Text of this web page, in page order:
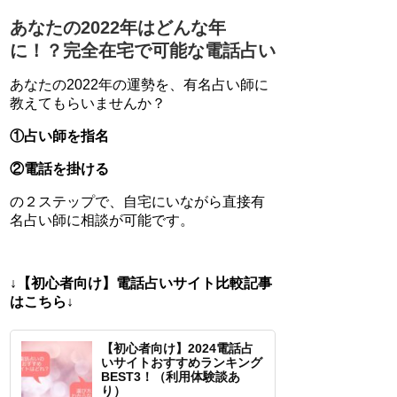
あなたの2022年はどんな年
に！？完全在宅で可能な電話占い
あなたの2022年の運勢を、有名占い師に
教えてもらいませんか？
①占い師を指名
②電話を掛ける
の２ステップで、自宅にいながら直接有
名占い師に相談が可能です。
↓【初心者向け】電話占いサイト比較記事
はこちら↓
【初心者向け】2024電話占
いサイトおすすめランキング
BEST3！（利用体験談あ
り）